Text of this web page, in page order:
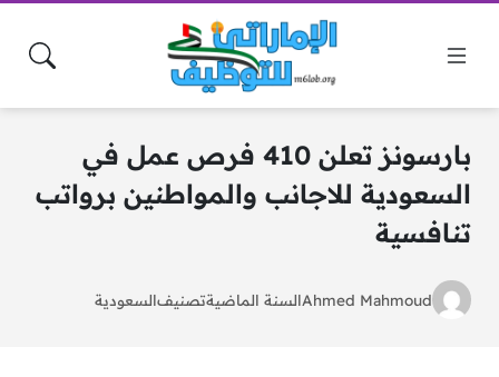
بارسونز تعلن 410 فرص عمل في
السعودية للاجانب والمواطنين برواتب
تنافسية
Ahmed Mahmoudالسنة الماضيةتصنيفالسعودية